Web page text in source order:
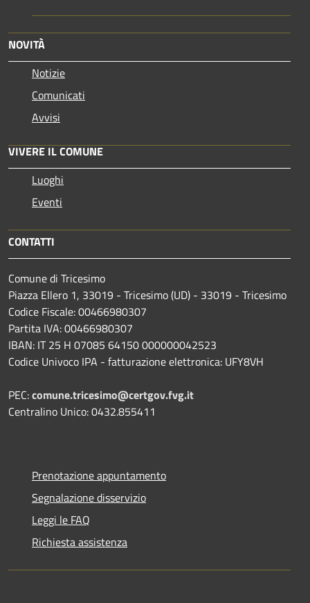
NOVITÀ
Notizie
Comunicati
Avvisi
VIVERE IL COMUNE
Luoghi
Eventi
CONTATTI
Comune di Tricesimo
Piazza Ellero 1, 33019 - Tricesimo (UD) - 33019 - Tricesimo
Codice Fiscale: 00466980307
Partita IVA: 00466980307
IBAN: IT 25 H 07085 64150 000000042523
Codice Univoco IPA - fatturazione elettronica: UFY8VH
PEC:comune.tricesimo@certgov.fvg.it
Centralino Unico: 0432.855411
Prenotazione appuntamento
Segnalazione disservizio
Leggi le FAQ
Richiesta assistenza